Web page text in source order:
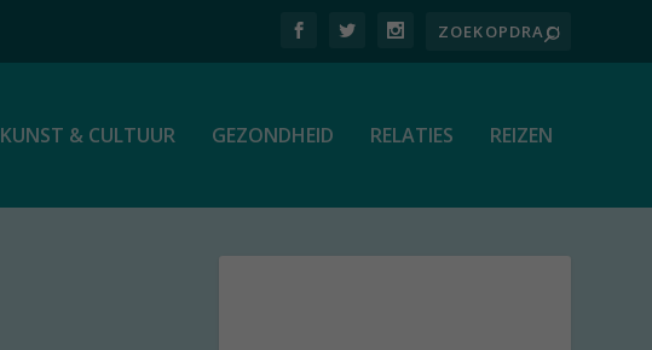
KUNST & CULTUUR GEZONDHEID RELATIES REIZEN